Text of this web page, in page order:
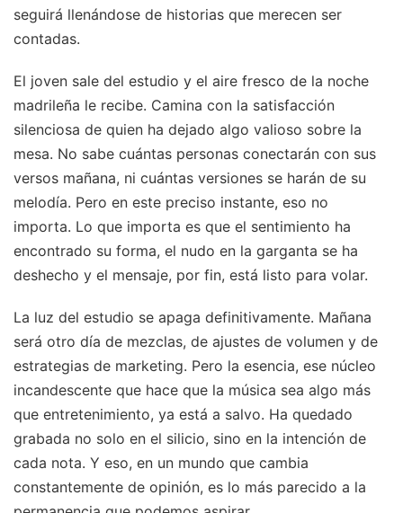
seguirá llenándose de historias que merecen ser
contadas.
El joven sale del estudio y el aire fresco de la noche
madrileña le recibe. Camina con la satisfacción
silenciosa de quien ha dejado algo valioso sobre la
mesa. No sabe cuántas personas conectarán con sus
versos mañana, ni cuántas versiones se harán de su
melodía. Pero en este preciso instante, eso no
importa. Lo que importa es que el sentimiento ha
encontrado su forma, el nudo en la garganta se ha
deshecho y el mensaje, por fin, está listo para volar.
La luz del estudio se apaga definitivamente. Mañana
será otro día de mezclas, de ajustes de volumen y de
estrategias de marketing. Pero la esencia, ese núcleo
incandescente que hace que la música sea algo más
que entretenimiento, ya está a salvo. Ha quedado
grabada no solo en el silicio, sino en la intención de
cada nota. Y eso, en un mundo que cambia
constantemente de opinión, es lo más parecido a la